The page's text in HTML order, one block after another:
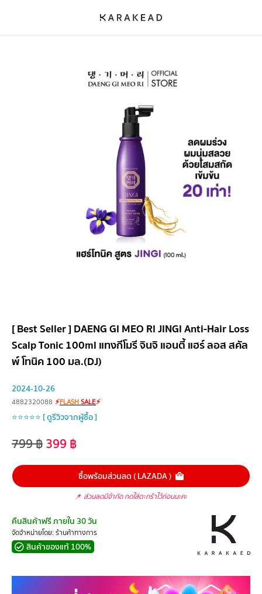
[ Best Seller ] DAENG GI MEO RI JINGI Anti-Hair Loss
Scalp Tonic 100ml แทงกีโมรี จินจิ แอนตี้ แฮร์ ลอส สคัล
พ์ โทนิค 100 มล.(DJ)
2024-10-26
4882320088 ⚡FLASHSALE⚡
⭐⭐⭐⭐⭐ [ ดูรีวิวจากผู้ซื้อ ]
799฿399 ฿
ซื้อพร้อมส่วนลด ( LAZADA )
📌 ส่วนลดมีจำกัด กดใส่ตะกร้าไว้ก่อนนะคะ
คืนสินค้าฟรี ภายใน 30 วัน
จัดจำหน่ายโดย: ร้านค้าทางการ
สินค้าของแท้ 100%